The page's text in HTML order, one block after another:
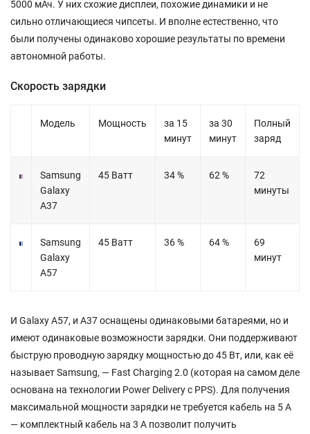
5000 мАч. У них схожие дисплеи, похожие динамики и не
сильно отличающиеся чипсеты. И вполне естественно, что
были получены одинаково хорошие результаты по времени
автономной работы.
Скорость зарядки
Модель Мощность
за 15
минут
за 30
минут
Полный
заряд
Samsung
Galaxy
A37
45 Ватт 34 % 62 %
72
минуты
Samsung
Galaxy
A57
45 Ватт 36 % 64 %
69
минут
И Galaxy A57, и A37 оснащены одинаковыми батареями, но и
имеют одинаковые возможности зарядки. Они поддерживают
быструю проводную зарядку мощностью до 45 Вт, или, как её
называет Samsung, — Fast Charging 2.0 (которая на самом деле
основана на технологии Power Delivery с PPS). Для получения
максимальной мощности зарядки не требуется кабель на 5 А
— комплектный кабель на 3 А позволит получить